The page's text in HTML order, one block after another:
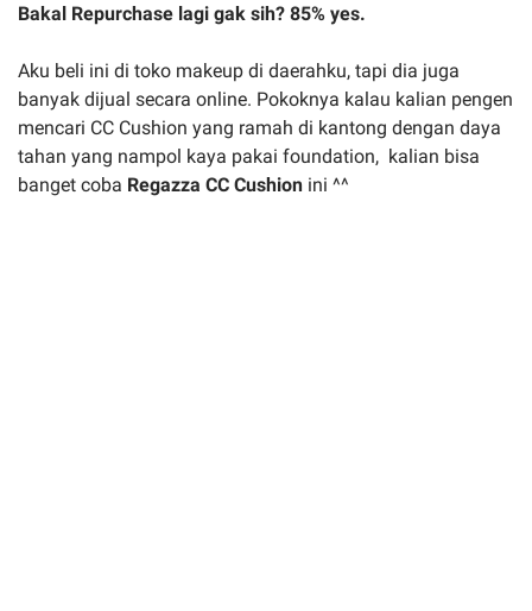
Bakal Repurchase lagi gak sih? 85% yes.
Aku beli ini di toko makeup di daerahku, tapi dia juga
banyak dijual secara online. Pokoknya kalau kalian pengen
mencari CC Cushion yang ramah di kantong dengan daya
tahan yang nampol kaya pakai foundation, kalian bisa
banget coba Regazza CC Cushion ini ^^